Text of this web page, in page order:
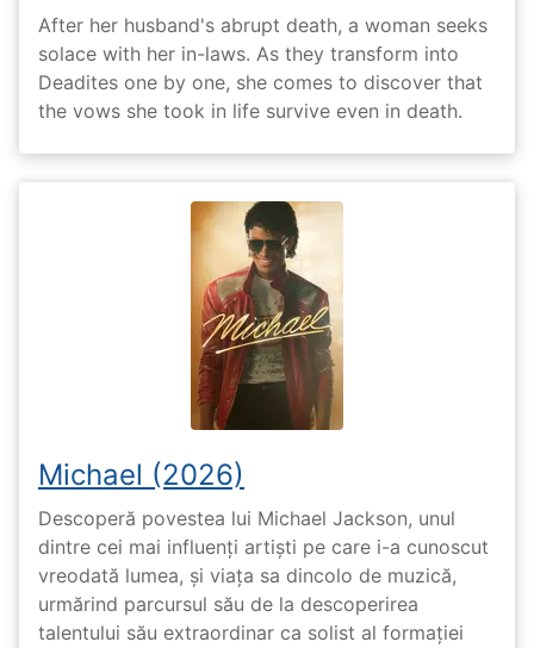
After her husband's abrupt death, a woman seeks
solace with her in-laws. As they transform into
Deadites one by one, she comes to discover that
the vows she took in life survive even in death.
Michael (2026)
Descoperă povestea lui Michael Jackson, unul
dintre cei mai influenți artiști pe care i-a cunoscut
vreodată lumea, și viața sa dincolo de muzică,
urmărind parcursul său de la descoperirea
talentului său extraordinar ca solist al formației